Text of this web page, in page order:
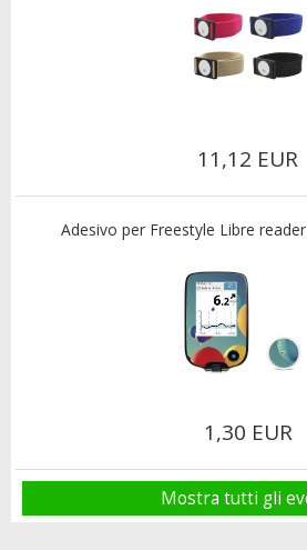
11,12 EUR
Adesivo per Freestyle Libre
1,30 EUR
Mostra tutti gli